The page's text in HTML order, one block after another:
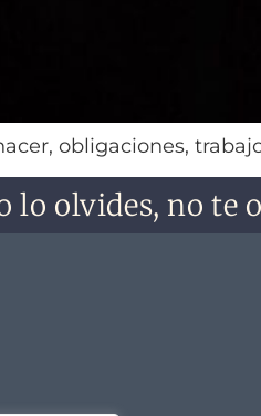
obligaciones,
no te